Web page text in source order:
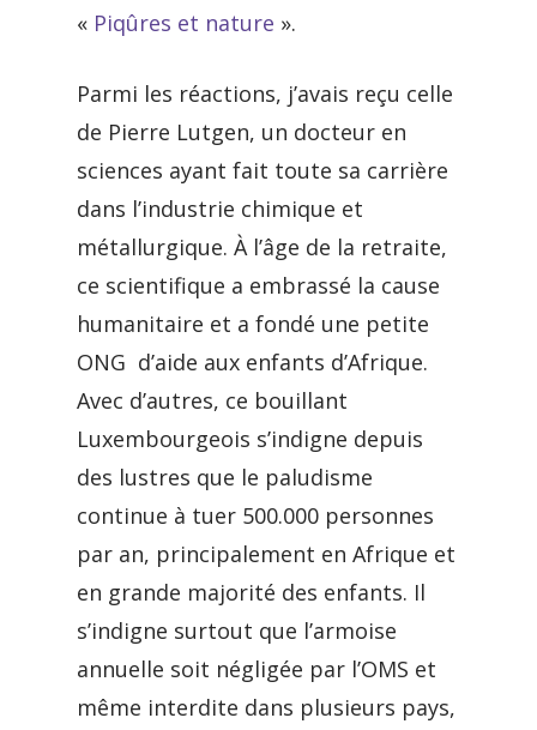
« Piqûres et nature ».
Parmi les réactions, j’avais reçu celle
de Pierre Lutgen, un docteur en
sciences ayant fait toute sa carrière
dans l’industrie chimique et
métallurgique. À l’âge de la retraite,
ce scientifique a embrassé la cause
humanitaire et a fondé une petite
ONG d’aide aux enfants d’Afrique.
Avec d’autres, ce bouillant
Luxembourgeois s’indigne depuis
des lustres que le paludisme
continue à tuer 500.000 personnes
par an, principalement en Afrique et
en grande majorité des enfants. Il
s’indigne surtout que l’armoise
annuelle soit négligée par l’OMS et
même interdite dans plusieurs pays,